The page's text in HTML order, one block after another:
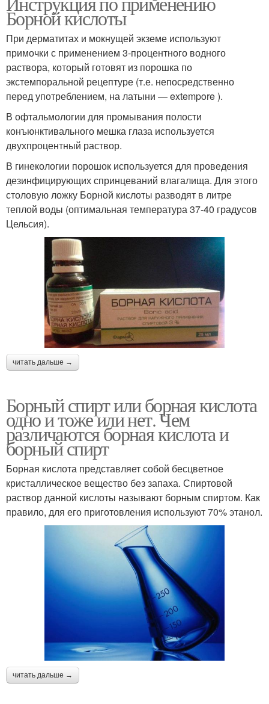
Борной кислоты
При дерматитах и мокнущей экземе используют
примочки с применением 3-процентного водного
раствора, который готовят из порошка по
экстемпоральной рецептуре (т.е. непосредственно
перед употреблением, на латыни — extempore ).
В офтальмологии для промывания полости
конъюнктивального мешка глаза используется
двухпроцентный раствор.
В гинекологии порошок используется для проведения
дезинфицирующих спринцеваний влагалища. Для этого
столовую ложку Борной кислоты разводят в литре
теплой воды (оптимальная температура 37-40 градусов
Цельсия).
читать дальше →
Борный спирт или борная кислота
одно и тоже или нет. Чем
различаются борная кислота и
борный спирт
Борная кислота представляет собой бесцветное
кристаллическое вещество без запаха. Спиртовой
раствор данной кислоты называют борным спиртом. Как
правило, для его приготовления используют 70% этанол.
читать дальше →